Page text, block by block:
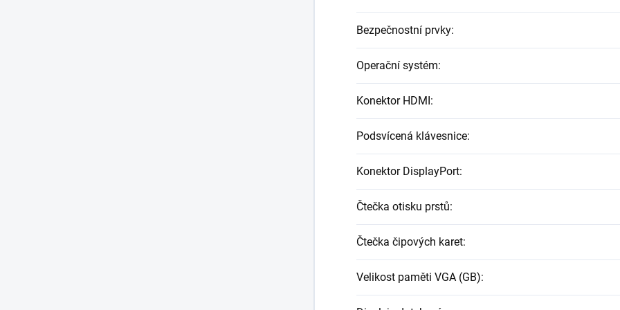
Bezpečnostní prvky:
Operační systém:
Konektor HDMI :
Podsvícená klávesnice:
Konektor DisplayPort:
Čtečka otisku prstů:
Čtečka čipových karet:
Velikost paměti VGA (GB):